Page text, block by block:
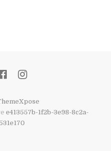
e413557b-1f2b-3e98-8c2a-